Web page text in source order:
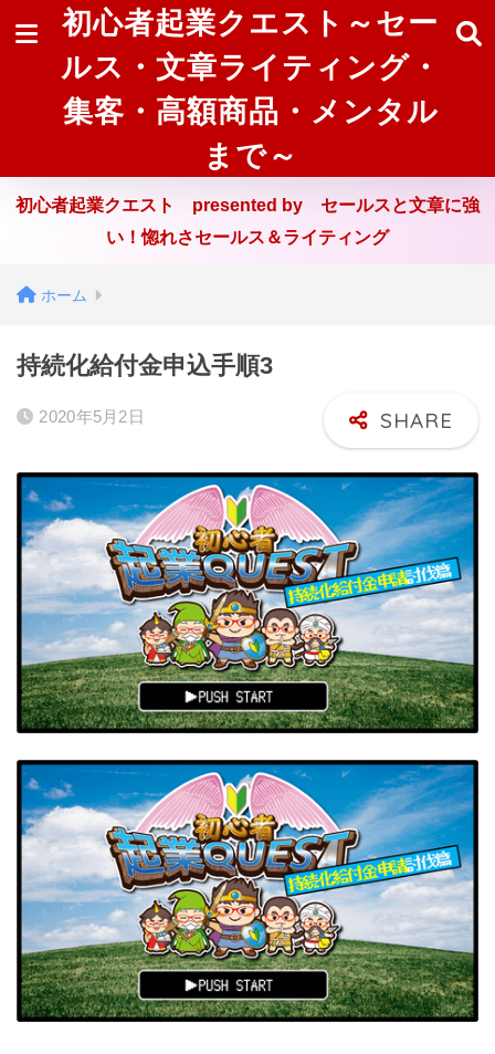
初心者起業クエスト～セー
ルス・文章ライティング・
集客・高額商品・メンタル
まで～
初心者起業クエスト presented by セールスと文章に強
い！惚れさセールス＆ライティング
ホーム
持続化給付金申込手順3
2020年5月2日